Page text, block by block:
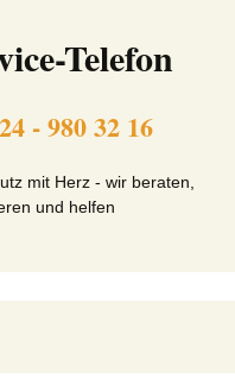
Tier-Patenschaft-
Telefon
- 980 32 16
mit Herz - wir beraten,
und helfen